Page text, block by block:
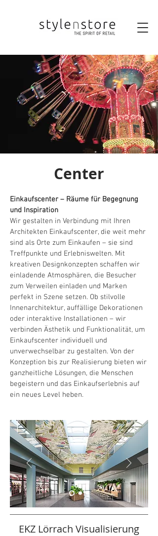
Center
Einkaufscenter – Räume für Begegnung
und Inspiration
Wir gestalten in Verbindung mit Ihren
Architekten Einkaufscenter, die weit mehr
sind als Orte zum Einkaufen – sie sind
Treffpunkte und Erlebniswelten. Mit
kreativen Designkonzepten schaffen wir
einladende Atmosphären, die Besucher
zum Verweilen einladen und Marken
perfekt in Szene setzen. Ob stilvolle
Innenarchitektur, auffällige Dekorationen
oder interaktive Installationen – wir
verbinden Ästhetik und Funktionalität, um
Einkaufscenter individuell und
unverwechselbar zu gestalten. Von der
Konzeption bis zur Realisierung bieten wir
ganzheitliche Lösungen, die Menschen
begeistern und das Einkaufserlebnis auf
ein neues Level heben.
EKZ Lörrach Visualisierung